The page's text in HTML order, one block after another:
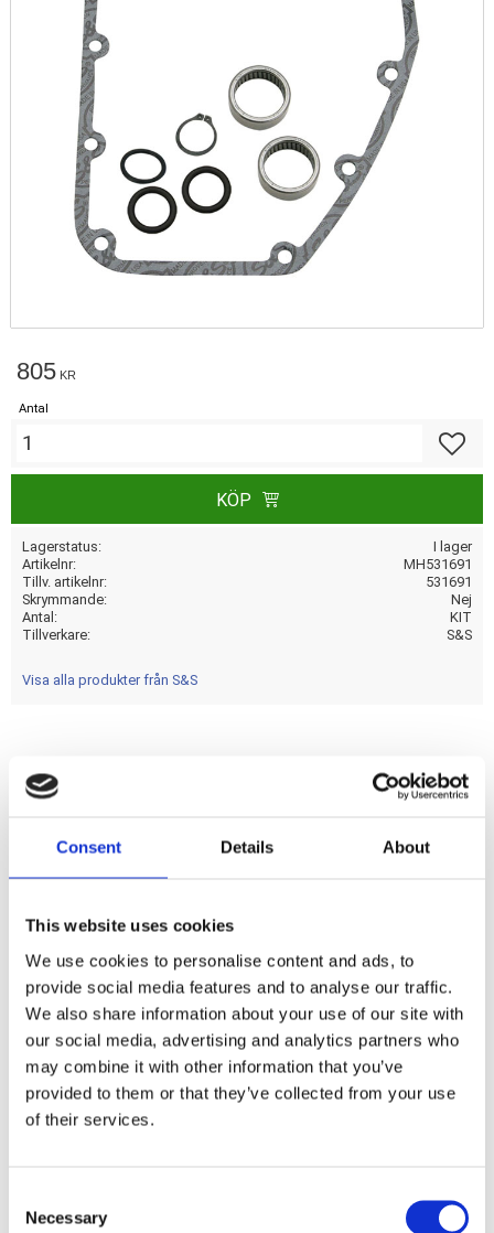
Consent Details About
This website uses cookies
We use cookies to personalise content and ads, to
provide social media features and to analyse our traffic.
We also share information about your use of our site with
our social media, advertising and analytics partners who
may combine it with other information that you’ve
provided to them or that they’ve collected from your use
of their services.
Necessary
805 KR
Antal
KÖP
Lagerstatus
I lager
Artikelnr
MH531691
Tillv. artikelnr
531691
Skrymmande
Nej
Antal
KIT
Tillverkare
S&S
Visa alla produkter från S&S
For chain drive cams. Includes the cam cover gasket;
bearings; retaining ring; o-rings and instructions.
Dela med dig
a
e
o
o
Omdömen
Du
Bli den första att lämna ett omdöme.